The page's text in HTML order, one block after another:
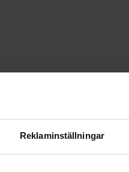
Reklaminställningar